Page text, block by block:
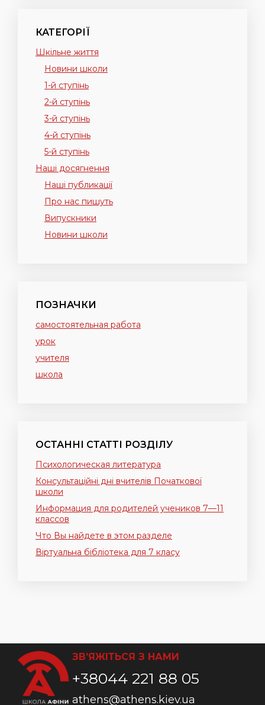
КАТЕГОРІЇ
Шкільне життя
Новини школи
1-й ступінь
2-й ступінь
3-й ступінь
4-й ступінь
5-й ступінь
Наші досягнення
Наші публикації
Про нас пишуть
Випускники
Новини школи
ПОЗНАЧКИ
самостоятельная работа
урок
учителя
школа
ОСТАННІ СТАТТІ РОЗДІЛУ
Психологическая литература
Консультаційні дні вчителів Початкової
школи
Информация для родителей учеников 7—11
классов
Что Вы найдете в этом разделе
Віртуальна бібліотека для 7 класу
ЗВ’ЯЖІТЬСЯ З НАМИ
+38044 221 88 05
athens@athens.kiev.ua